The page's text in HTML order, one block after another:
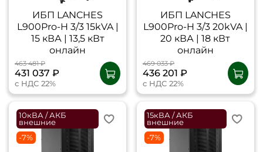
ИБП LANCHES
L900Pro-H 3/3 15kVA |
15 кВА | 13,5 кВт
онлайн
463 481 ₽
431 037 ₽
с НДС 22%
ИБП LANCHES
L900Pro-H 3/3 20kVA |
20 кВА | 18 кВт
онлайн
469 033 ₽
436 201 ₽
с НДС 22%
10кВА / АКБ
внешние
-7%
15кВА / АКБ
внешние
-7%